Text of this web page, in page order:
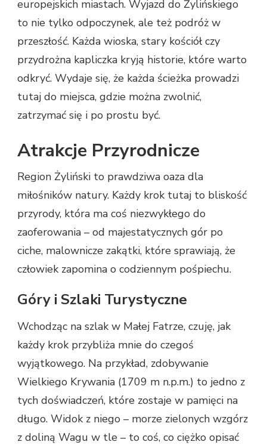
europejskich miastach. Wyjazd do Żylińskiego
to nie tylko odpoczynek, ale też podróż w
przeszłość. Każda wioska, stary kościół czy
przydrożna kapliczka kryją historie, które warto
odkryć. Wydaje się, że każda ścieżka prowadzi
tutaj do miejsca, gdzie można zwolnić,
zatrzymać się i po prostu być.
Atrakcje Przyrodnicze
Region Żyliński to prawdziwa oaza dla
miłośników natury. Każdy krok tutaj to bliskość
przyrody, która ma coś niezwykłego do
zaoferowania – od majestatycznych gór po
ciche, malownicze zakątki, które sprawiają, że
człowiek zapomina o codziennym pośpiechu.
Góry i Szlaki Turystyczne
Wchodząc na szlak w Małej Fatrze, czuję, jak
każdy krok przybliża mnie do czegoś
wyjątkowego. Na przykład, zdobywanie
Wielkiego Krywania (1709 m n.p.m.) to jedno z
tych doświadczeń, które zostaje w pamięci na
długo. Widok z niego – morze zielonych wzgórz
z doliną Wagu w tle – to coś, co ciężko opisać